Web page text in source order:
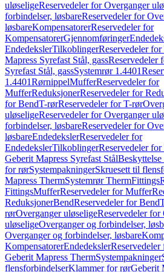
uløseligeReservedeler for Overganger
forbindelser, løsbareReservedeler for
løsbareKompensatorerReservedeler for
KompensatorerGjennomføringer
EndedekslerTilkoblingerReservedeler
Mapress Syrefast Stål, gassReservedeler
Syrefast Stål, gassSystemrør 1.4401
1.4401RørnippelMufferReservedeler for
MufferReduksjonerReservedeler for
for BendT-rørReservedeler for T-rør
uløseligeReservedeler for Overganger
forbindelser, løsbareReservedeler for
løsbareEndedekslerReservedeler for
EndedekslerTilkoblingerReservedeler
Geberit Mapress Syrefast Stål
for rørSystempakningerSkruesett til
Mapress ThermSystemrør ThermFittings
FittingsMufferReservedeler for Muffer
ReduksjonerBendReservedeler for Bend
rørOverganger uløseligeReservedeler for
uløseligeOverganger og forbindelser,
Overganger og forbindelser, løsbare
KompensatorerEndedeksler
Geberit Mapress ThermSystempakninger
flensforbindelserKlammer for rørGeberit